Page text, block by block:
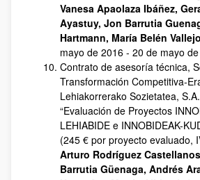
Vanesa Apaolaza Ibáñez,
Ayastuy, Jon Barrutia
Hartmann, María Belén
mayo de 2016 - 20 de mayo
Contrato de asesoría técnica,
Transformación Competitiva-
Lehiakorrerako Sozietatea,
“Evaluación de Proyectos
LEHIABIDE e INNOBIDEAK-
(245 € por proyecto evaluado,
Arturo Rodríguez Castellanos
Barrutia Güenaga, Andrés